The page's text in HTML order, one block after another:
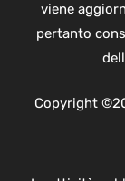
viene
pertanto
Copyright